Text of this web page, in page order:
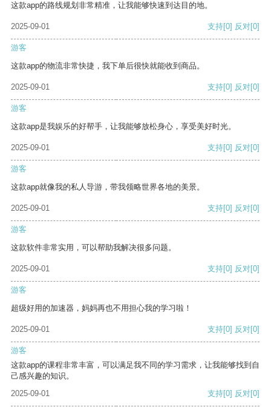
这款app的路线规划非常精准，让我能够快速到达目的地。
2025-09-01 支持[0] 反对[0]
游客
这款app的物流非常快捷，我下单后很快就能收到商品。
2025-09-01 支持[0] 反对[0]
游客
这款app是我娱乐的好帮手，让我能够放松身心，享受美好时光。
2025-09-01 支持[0] 反对[0]
游客
这款app就像我的私人导游，带我领略世界各地的美景。
2025-09-01 支持[0] 反对[0]
游客
这款软件非常实用，可以帮助我解决很多问题。
2025-09-01 支持[0] 反对[0]
游客
超级好用的加速器，妈妈再也不用担心我的学习啦！
2025-09-01 支持[0] 反对[0]
游客
这款app的课程非常丰富，可以满足我不同的学习需求，让我能够找到自
己感兴趣的知识。
2025-09-01
支持[0] 反对[0]